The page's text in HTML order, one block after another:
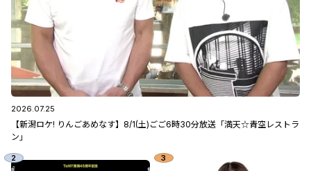
2026.07.25
【新潟ロケ! りんごあめなす】8/1(土)ごご6時30分放送「満天☆青空レストラ
ン」